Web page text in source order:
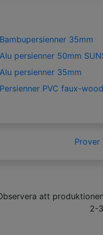
Bambupersienner 35mm
Alu persienner 50mm
Alu persienner 35mm
Persienner PVC faux-
Prover
att
2-